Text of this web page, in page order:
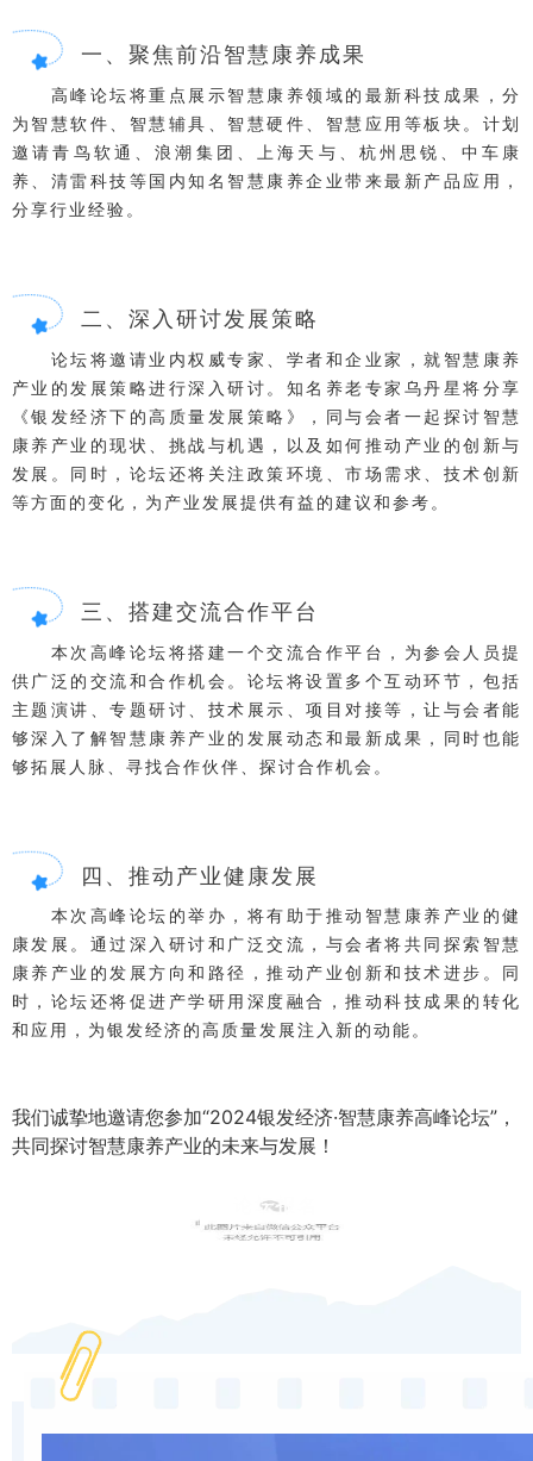
一、聚焦前沿智慧康养成果
高峰论坛将重点展示智慧康养领域的最新科技成果，分
为智慧软件、智慧辅具、智慧硬件、智慧应用等板块。计划
邀请青鸟软通、浪潮集团、上海天与、杭州思锐、中车康
养、清雷科技等国内知名智慧康养企业带来最新产品应用，
分享行业经验。
二、深入研讨发展策略
论坛将邀请业内权威专家、学者和企业家，就智慧康养
产业的发展策略进行深入研讨。知名养老专家乌丹星将分享
《银发经济下的高质量发展策略》，同与会者一起探讨智慧
康养产业的现状、挑战与机遇，以及如何推动产业的创新与
发展。同时，论坛还将关注政策环境、市场需求、技术创新
等方面的变化，为产业发展提供有益的建议和参考。
三、搭建交流合作平台
本次高峰论坛将搭建一个交流合作平台，为参会人员提
供广泛的交流和合作机会。论坛将设置多个互动环节，包括
主题演讲、专题研讨、技术展示、项目对接等，让与会者能
够深入了解智慧康养产业的发展动态和最新成果，同时也能
够拓展人脉、寻找合作伙伴、探讨合作机会。
四、推动产业健康发展
本次高峰论坛的举办，将有助于推动智慧康养产业的健
康发展。通过深入研讨和广泛交流，与会者将共同探索智慧
康养产业的发展方向和路径，推动产业创新和技术进步。同
时，论坛还将促进产学研用深度融合，推动科技成果的转化
和应用，为银发经济的高质量发展注入新的动能。
我们诚挚地邀请您参加“2024银发经济·智慧康养高峰论坛”，
共同探讨智慧康养产业的未来与发展！
论坛报名